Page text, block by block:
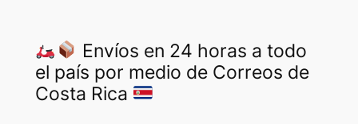
d
Envíos en 24 horas a todo
el país por medio de Correos de
Costa Rica